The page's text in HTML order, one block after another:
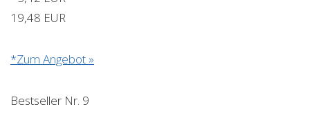
19,48 EUR
*Zum Angebot »
Bestseller Nr. 9